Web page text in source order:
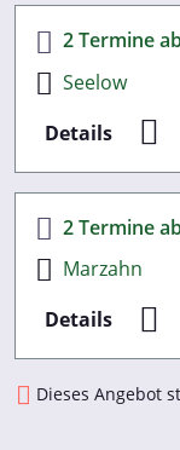
2 Termine
Seelow
Details
2 Termine
Marzahn
Details
Dieses Angebot